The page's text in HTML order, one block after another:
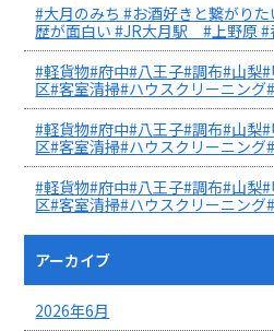
#大月のみち #お酒好きと繋がり
歴が面白い #JR大月駅 #上野原
#軽貨物#府中#八王子#調布#山梨
区#客室清掃#ハウスクリーニング
#軽貨物#府中#八王子#調布#山梨
区#客室清掃#ハウスクリーニング
#軽貨物#府中#八王子#調布#山梨
区#客室清掃#ハウスクリーニング
アーカイブ
2026年6月